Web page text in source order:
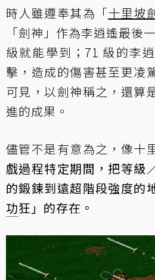
時人雖遵奉其為「十里坡
「劍神」作為李逍遙最後
級就能學到；71 級的李
擊，造成的傷害甚至更凌
可見，以劍神稱之，還算
進的成果。
儘管不是有意為之，像十
戲過程特定期間，把等級
的鍛鍊到遠超階段強度的
功狂」的存在。